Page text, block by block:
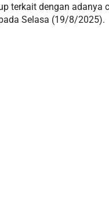
terkait dengan adanya
Selasa (19/8/2025).